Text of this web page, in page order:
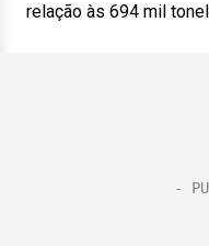
relação às 694 mil